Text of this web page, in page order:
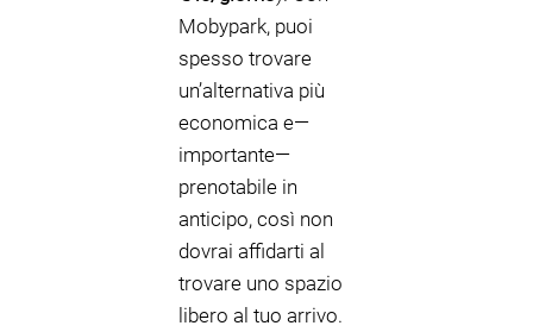
Mobypark, puoi
spesso trovare
un’alternativa più
economica e—
importante—
prenotabile in
anticipo, così non
dovrai affidarti al
trovare uno spazio
libero al tuo arrivo.